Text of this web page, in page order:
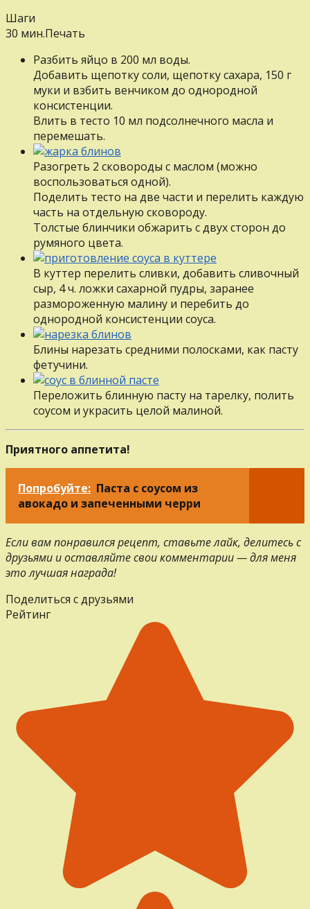
Шаги
30 мин.Печать
Разбить яйцо в 200 мл воды.
Добавить щепотку соли, щепотку сахара, 150 г
муки и взбить венчиком до однородной
консистенции.
Влить в тесто 10 мл подсолнечного масла и
перемешать.
Разогреть 2 сковороды с маслом (можно
воспользоваться одной).
Поделить тесто на две части и перелить каждую
часть на отдельную сковороду.
Толстые блинчики обжарить с двух сторон до
румяного цвета.
В куттер перелить сливки, добавить сливочный
сыр, 4 ч. ложки сахарной пудры, заранее
размороженную малину и перебить до
однородной консистенции соуса.
Блины нарезать средними полосками, как пасту
фетучини.
Переложить блинную пасту на тарелку, полить
соусом и украсить целой малиной.
Приятного аппетита!
Попробуйте: Паста с соусом из
авокадо и запеченными черри
Если вам понравился рецепт, ставьте лайк, делитесь с
друзьями и оставляйте свои комментарии — для меня
это лучшая награда!
Поделиться с друзьями
Рейтинг